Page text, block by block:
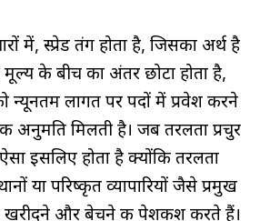
में, स्प्रेड तंग होता है, जिसका अर्थ है
मूल्य के बीच का अंतर छोटा होता है,
न्यूनतम लागत पर पदों में प्रवेश करने
अनुमति मिलती है। जब तरलता प्रचुर
ऐसा इसलिए होता है क्योंकि तरलता
या परिष्कृत व्यापारियों जैसे प्रमुख
खरीदने और बेचने की पेशकश करते हैं।